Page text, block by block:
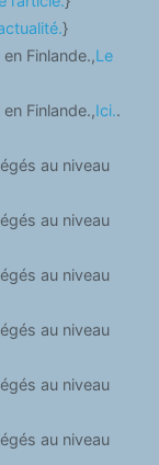
}
Finlande.,Le
Finlande.,Ici..
au niveau
au niveau
au niveau
au niveau
au niveau
au niveau